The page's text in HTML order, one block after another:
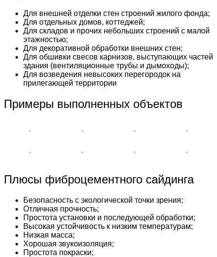
Для внешней отделки стен строений жилого фонда;
Для отдельных домов, коттеджей;
Для складов и прочих небольших строений с малой
этажностью;
Для декоративной обработки внешних стен;
Для обшивки свесов карнизов, выступающих частей
здания (вентиляционные трубы и дымоходы);
Для возведения невысоких перегородок на
прилегающей территории
Примеры выполненных объектов
Плюсы фиброцементного сайдинга
Безопасность с экологической точки зрения;
Отличная прочность;
Простота установки и последующей обработки;
Высокая устойчивость к низким температурам;
Низкая масса;
Хорошая звукоизоляция;
Простота покраски;